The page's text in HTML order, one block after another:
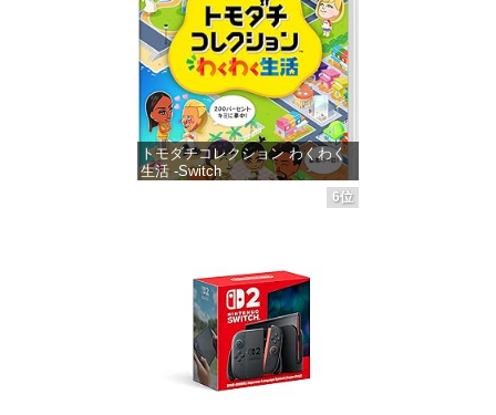
トモダチコレクション わくわく
生活 -Switch
価格：¥6,145
6位